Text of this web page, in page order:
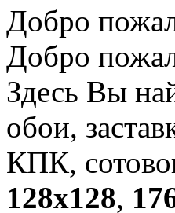
Добро
Добро
Здесь Вы
обои,
КПК,
128х128,